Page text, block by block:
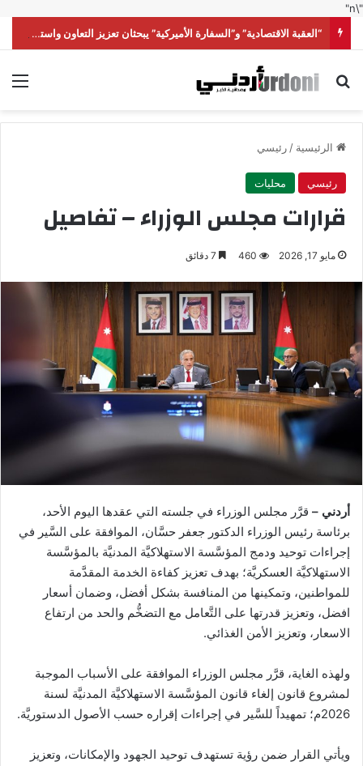
"\n"
“العقبة الاقتصادية” و”السفارة الأميركية” يبحثان تعزيز التعاون واستقطاب الاستثمارات
بحث عن
الرئيسية /رئيسي
رئيسي محليات
قرارات مجلس الوزراء – تفاصيل
مايو 17, 2026 460
أردني – قرَّر مجلس الوزراء في جلسته التي عقدها اليوم الأحد،
برئاسة رئيس الوزراء الدكتور جعفر حسَّان، الموافقة على السَّير في
إجراءات توحيد ودمج المؤسَّسة الاستهلاكيَّة المدنيَّة بالمؤسَّسة
الاستهلاكيَّة العسكريَّة؛ بهدف تعزيز كفاءة الخدمة المقدَّمة
للمواطنين، وتمكينها من المنافسة بشكل أفضل، وضمان أسعار
افضل، وتعزيز قدرتها على التَّعامل مع التضخُّم والحد من ارتفاع
الاسعار، وتعزيز الأمن الغذائي.
ولهذه الغاية، قرَّر مجلس الوزراء الموافقة على الأسباب الموجبة
لمشروع قانون إلغاء قانون المؤسَّسة الاستهلاكيَّة المدنيَّة لسنة
2026م؛ تمهيداً للسَّير في إجراءات إقراره حسب الأصول الدستوريَّة.
ويأتي القرار ضمن رؤية تستهدف توحيد الجهود والإمكانات، وتعزيز